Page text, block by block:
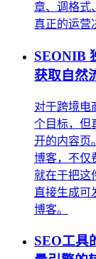
章、调格式
真正的运营
SEONIB
获取自然
对于跨境电
个目标，但
开的内容页
博客，不仅
就在于把这
直接生成可
博客。
SEO工具